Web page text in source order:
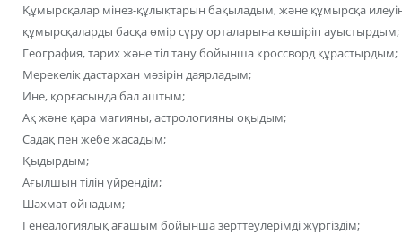
Құмырсқалар мінез-құлықтарын бақыладым, және құмырсқа
құмырсқаларды басқа өмір сүру орталарына көшіріп ауыстырдым;
География, тарих және тіл тану бойынша кроссворд құрастырдым;
Мерекелік дастархан мәзірін даярладым;
Ине, қорғасында бал аштым;
Ақ және қара магияны, астрологияны оқыдым;
Садақ пен жебе жасадым;
Қыдырдым;
Ағылшын тілін үйрендім;
Шахмат ойнадым;
Генеалогиялық ағашым бойынша зерттеулерімді жүргіздім;